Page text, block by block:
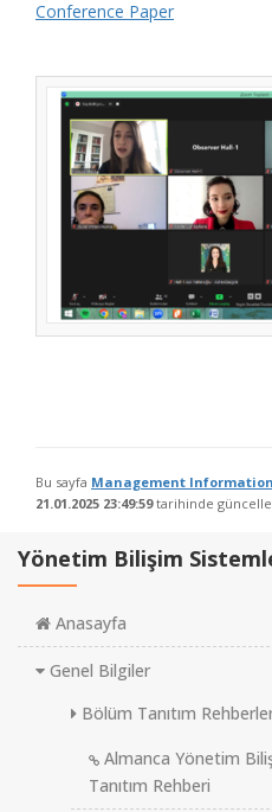
Conference Paper
Bu sayfa Management
21.01.2025 23:49:59tarihinde
Yönetim Bilişim
Anasayfa
Genel Bilgiler
Bölüm Tanıtım
Almanca Yönetim
Tanıtım Rehberi